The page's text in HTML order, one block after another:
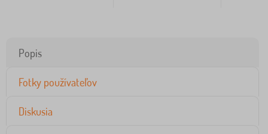
Popis
Fotky používateľov
Diskusia